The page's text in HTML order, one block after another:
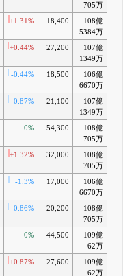
705万
+1.31% 18,400
108億
5384万
+0.44% 27,200
107億
1349万
-0.44% 18,500
106億
6670万
-0.87% 21,100
107億
1349万
0% 54,300
108億
705万
+1.32% 32,000
108億
705万
-1.3% 17,000
106億
6670万
-0.86% 20,200
108億
705万
0% 44,500
109億
62万
+0.87% 27,600
109億
62万